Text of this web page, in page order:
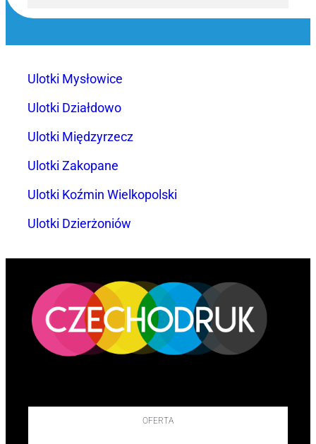
Ulotki Mysłowice
Ulotki Działdowo
Ulotki Międzyrzecz
Ulotki Zakopane
Ulotki Koźmin Wielkopolski
Ulotki Dzierżoniów
OFERTA